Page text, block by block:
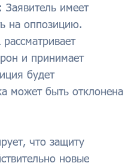
Заявитель имеет
на оппозицию.
рассматривает
и принимает
будет
может быть отклонена
что защиту
новые